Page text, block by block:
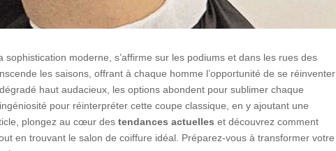
moderne, s’affirme sur les podiums et dans les rues des
les saisons, offrant à chaque homme l’opportunité de se réinventer
haut audacieux, les options abondent pour sublimer chaque
pour réinterpréter cette coupe classique, en y ajoutant une
plongez au cœur destendances actuelles et découvrez comment
en trouvant le salon de coiffure idéal. Préparez-vous à transformer votre